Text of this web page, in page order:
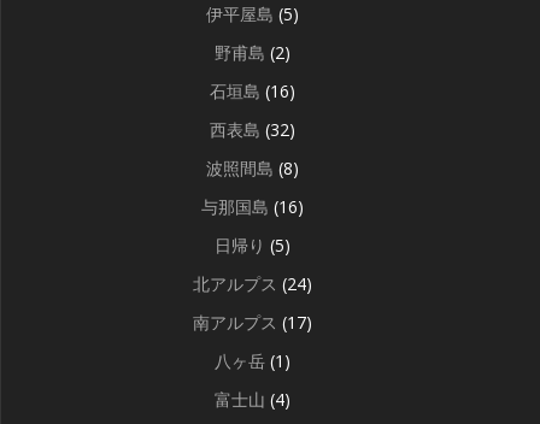
伊平屋島 (5)
野甫島 (2)
石垣島 (16)
西表島 (32)
波照間島 (8)
与那国島 (16)
日帰り (5)
北アルプス (24)
南アルプス (17)
八ヶ岳 (1)
富士山 (4)